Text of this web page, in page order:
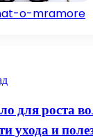
o-mramore
для роста
ухода и